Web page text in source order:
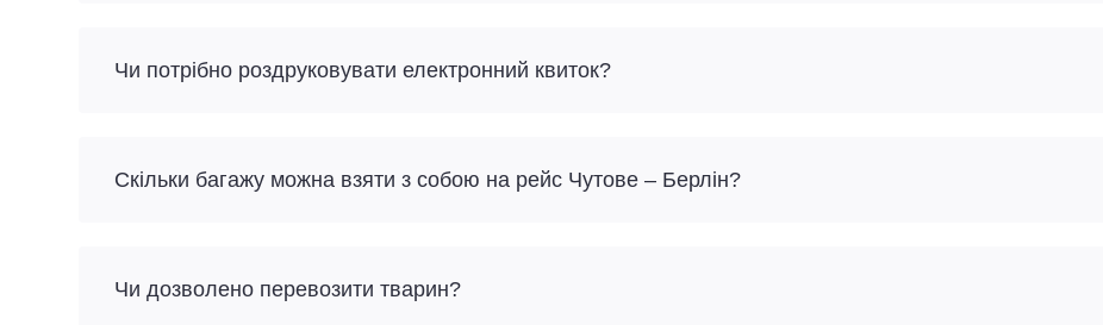
Чи потрібно роздруковувати електронний квиток?
Скільки багажу можна взяти з собою на рейс Чутове – Берлін?
Чи дозволено перевозити тварин?